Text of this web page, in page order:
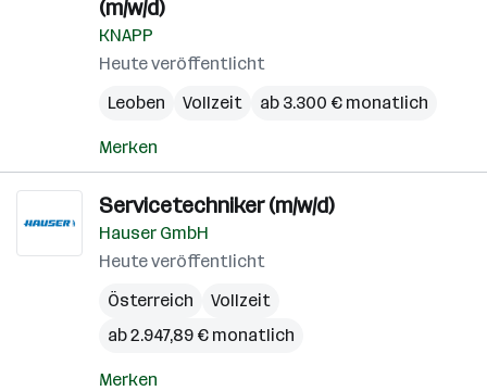
(m/w/d)
KNAPP
Heute veröffentlicht
Leoben
Vollzeit ab 3.300 € monatlich
Merken
Servicetechniker (m/w/d)
Hauser GmbH
Heute veröffentlicht
Österreich
Vollzeit
ab 2.947,89 € monatlich
Merken